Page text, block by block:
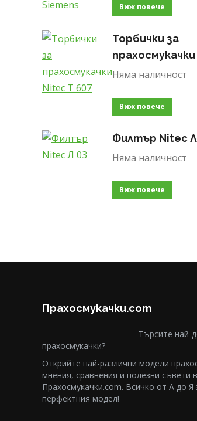
Виж повече
Торбички за
Няма наличност
Виж повече
Филтър Nitec Л
Няма наличност
Виж повече
Прахосмукачки.com
Търсите най-
прахосмукачки?
Открийте най-различни модели
мнения, сравнения и полезни съвети
Прахосмукачки.com. Всичко от А до Я
перфектния модел!